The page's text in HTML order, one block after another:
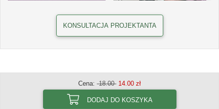
KONSULTACJA PROJEKTANTA
Cena: 18.00 14.00 zł
DODAJ DO KOSZYKA